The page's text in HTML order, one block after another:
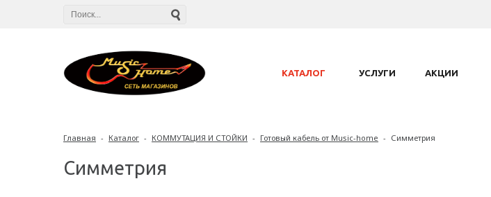
КАТАЛОГ УСЛУГИ АКЦИИ
Главная - Каталог - КОММУТАЦИЯ И СТОЙКИ - Готовый кабель от Music-home - Симметрия
Симметрия